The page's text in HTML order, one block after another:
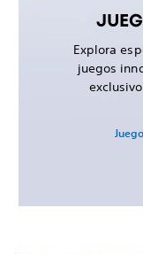
Explora
juegos